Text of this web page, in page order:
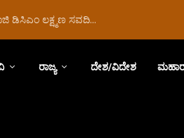
ಡಿಸಿಎಂ ಲಕ್ಷ್ಮಣ ಸವದಿ...
ರಾಜ್ಯ ದೇಶ/ವಿದೇಶ